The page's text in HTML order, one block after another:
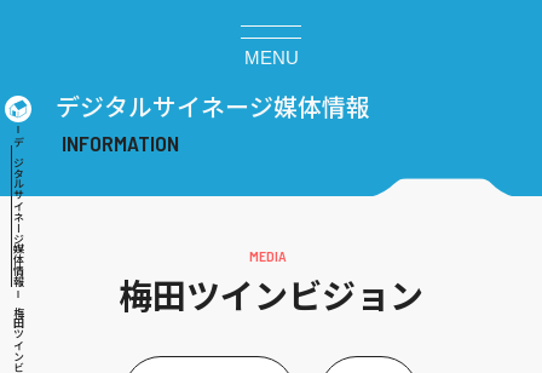
MENU
デジタルサイネージ媒体情報
デジタルサイネージ媒体情報
梅田ツインビジョン